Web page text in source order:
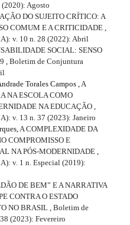
Agosto
DO SUJEITO CRÍTICO: A
COMUM E A CRITICIDADE ,
v. 10 n. 28 (2022): Abril
SOCIAL: SENSO
, Boletim de Conjuntura
Torales Campos ,A
NA ESCOLA COMO
NA EDUCAÇÃO ,
v. 13 n. 37 (2023): Janeiro
A COMPLEXIDADE DA
COMPROMISSO E
NA PÓS-MODERNIDADE ,
v. 1 n. Especial (2019):
DE BEM” E A NARRATIVA
CONTRA O ESTADO
NO BRASIL , Boletim de
(2023): Fevereiro